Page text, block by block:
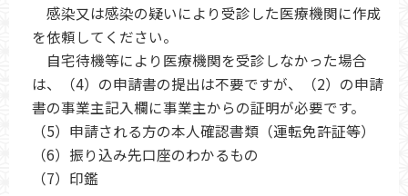
感染又は感染の疑いにより受診した医療機関に作成
を依頼してください。
自宅待機等により医療機関を受診しなかった場合
は、（4）の申請書の提出は不要ですが、（2）の申請
書の事業主記入欄に事業主からの証明が必要です。
（5）申請される方の本人確認書類（運転免許証等）
（6）振り込み先口座のわかるもの
（7）印鑑